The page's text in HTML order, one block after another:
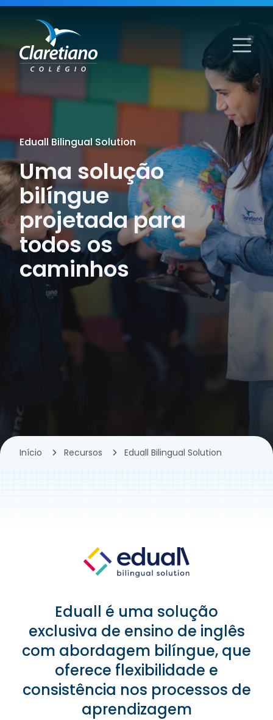
Eduall Bilingual Solution
Uma solução
bilíngue
projetada para
todos os
caminhos
Início Recursos Eduall Bilingual Solution
Eduall é uma solução
exclusiva de ensino de inglês
com abordagem bilíngue, que
oferece flexibilidade e
consistência nos processos de
aprendizagem